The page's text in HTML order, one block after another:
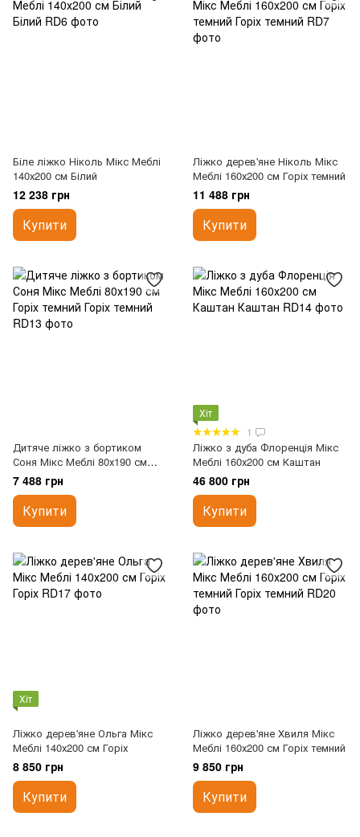
Біле ліжко Ніколь Мікс Меблі
140х200 см Білий
12 238 грн
Купити
Ліжко дерев'яне Ніколь Мікс
Меблі 160х200 см Горіх темний
11 488 грн
Купити
Дитяче ліжко з бортиком
Соня Мікс Меблі 80х190 см
Горіх темний
7 488 грн
Купити
Хіт
1
Ліжко з дуба Флоренція Мікс
Меблі 160х200 см Каштан
46 800 грн
Купити
Хіт
Ліжко дерев'яне Ольга Мікс
Меблі 140х200 см Горіх
8 850 грн
Купити
Ліжко дерев'яне Хвиля Мікс
Меблі 160х200 см Горіх темний
9 850 грн
Купити